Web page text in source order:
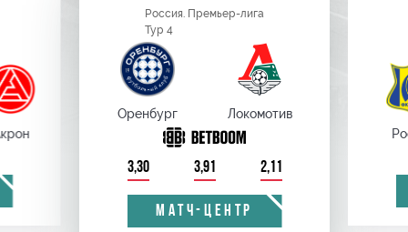
Россия. Премьер-лига
Тур 4
Оренбург Локомотив
3,30 3,91 2,11
МАТЧ-ЦЕНТР